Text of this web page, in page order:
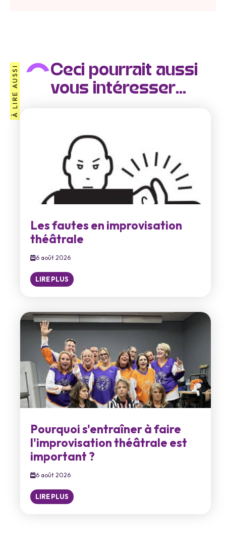
À LIRE AUSSI
Ceci pourrait aussi
vous intéresser...
Les fautes en improvisation
théâtrale
6 août 2026
LIRE PLUS
Pourquoi s'entraîner à faire
l'improvisation théâtrale est
important ?
6 août 2026
LIRE PLUS